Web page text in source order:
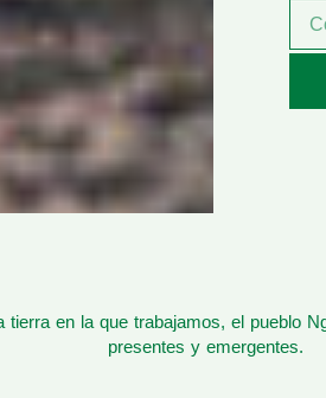
en la que trabajamos, el pueblo
presentes y emergentes.